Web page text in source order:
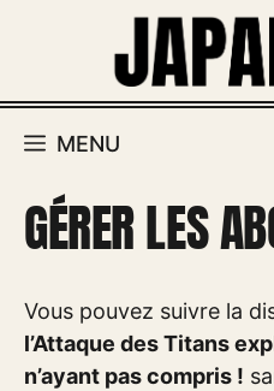
MENU
GÉRER LES
Vous pouvez suivre la
l’Attaque des Titans
n’ayant pas compris !